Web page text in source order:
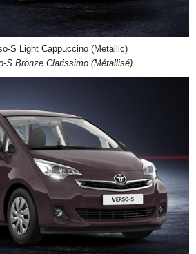
S Light Cappuccino (Metallic)
S Bronze Clarissimo (Métallisé)